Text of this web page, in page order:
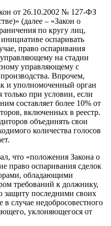
от 26.10.2002 № 127-ФЗ
(далее – «Закон о
по кругу лиц,
оспаривать
право оспаривания
на стадии
управляющему с
Впрочем,
и уполномоченный орган
только при условии, если
составляет более 10% от
включенных в реестр.
объединять свои
количества голосов
что «положения Закона о
право оспаривания сделок
обладающими
требований к должнику,
защиту последними своих
случае недобросовестного
уклоняющегося от